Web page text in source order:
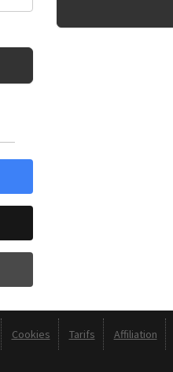
Cookies Tarifs Affiliation